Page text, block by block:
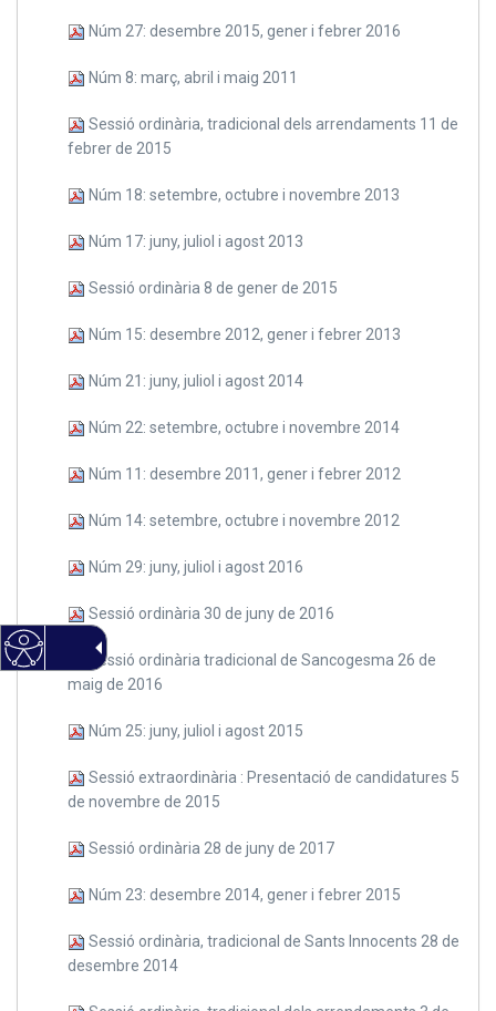
Núm 27: desembre 2015, gener i febrer 2016
Núm 8: març, abril i maig 2011
Sessió ordinària, tradicional dels arrendaments 11 de
febrer de 2015
Núm 18: setembre, octubre i novembre 2013
Núm 17: juny, juliol i agost 2013
Sessió ordinària 8 de gener de 2015
Núm 15: desembre 2012, gener i febrer 2013
Núm 21: juny, juliol i agost 2014
Núm 22: setembre, octubre i novembre 2014
Núm 11: desembre 2011, gener i febrer 2012
Núm 14: setembre, octubre i novembre 2012
Núm 29: juny, juliol i agost 2016
Sessió ordinària 30 de juny de 2016
Sessió ordinària tradicional de Sancogesma 26 de
maig de 2016
Núm 25: juny, juliol i agost 2015
Sessió extraordinària : Presentació de candidatures 5
de novembre de 2015
Sessió ordinària 28 de juny de 2017
Núm 23: desembre 2014, gener i febrer 2015
Sessió ordinària, tradicional de Sants Innocents 28 de
desembre 2014